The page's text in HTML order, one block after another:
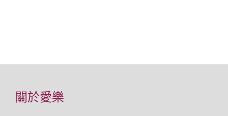
關於愛樂